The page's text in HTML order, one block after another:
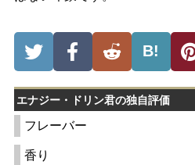
B!
エナジー・ドリン君の独自評価
フレーバー
香り